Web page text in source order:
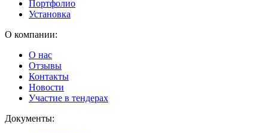
Портфолио
Установка
О компании:
О нас
Отзывы
Контакты
Новости
Участие в тендерах
Документы: